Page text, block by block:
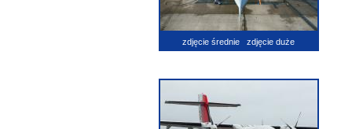
zdjęcie średnie zdjęcie duże